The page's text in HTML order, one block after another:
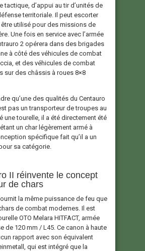
tactique, d’appui au tir d’unités de
territoriale. Il peut escorter
utilisé pour des missions de
Une fois en service avec l’armée
2 opérera dans des brigades
à côté des véhicules de combat
et des véhicules de combat
sur des châssis à roues 8×8
qu’une des qualités du Centauro
pas un transporteur de troupes au
une tourelle, il a été directement été
un char légèrement armé à
spécifique fait qu’il a un
sa catégorie.
II réinvente le concept
de chars
la même puissance de feu que
de combat modernes. Il est
OTO Melara HITFACT, armée
de 120 mm / L45. Ce canon à haute
rapport avec son équivalent
qui est intégré que la